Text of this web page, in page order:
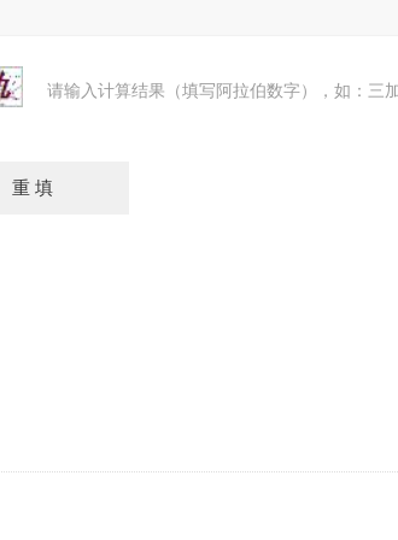
请输入计算结果（填写阿拉伯数字），如：三